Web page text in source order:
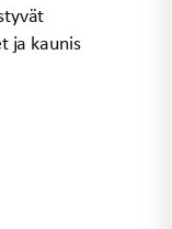
ja kaunis